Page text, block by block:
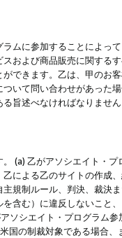
ムに参加することによっ
および商品販売に関する
できます。乙は、甲のお
いて問い合わせがあった
旨述べなければなりませ
(a) 乙がアソシエイト・
による乙のサイトの作成
規制ルール、判決、裁決
含む）に違反しないこと
ソシエイト・プログラム
国の制裁対象である場合